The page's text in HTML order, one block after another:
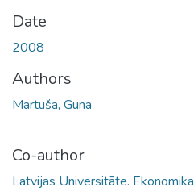
Date
2008
Authors
Martuša, Guna
Co-author
Latvijas Universitāte.